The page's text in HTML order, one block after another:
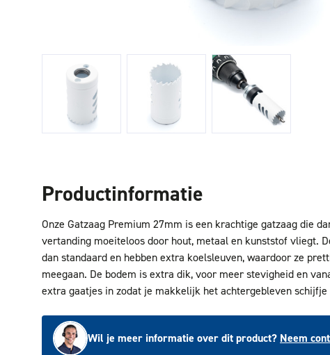
Productinformatie
Onze Gatzaag Premium 27mm is een krachtige gatzaag die
vertanding moeiteloos door hout, metaal en kunststof vliegt.
dan standaard en hebben extra koelsleuven, waardoor ze
meegaan. De bodem is extra dik, voor meer stevigheid en
extra gaatjes in zodat je makkelijk het achtergebleven
Wil je meer informatie over dit product? Neem